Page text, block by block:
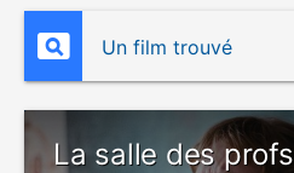
Un film trouvé
La salle des profs